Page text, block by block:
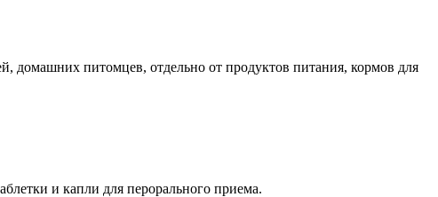
домашних питомцев, отдельно от продуктов питания, кормов для
и капли для перорального приема.